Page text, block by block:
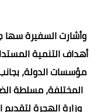
وأشارت السفيرة
أهداف التنمية
مؤسسات الدولة،
المختلفة، مسلطة
وزارة الهجرة